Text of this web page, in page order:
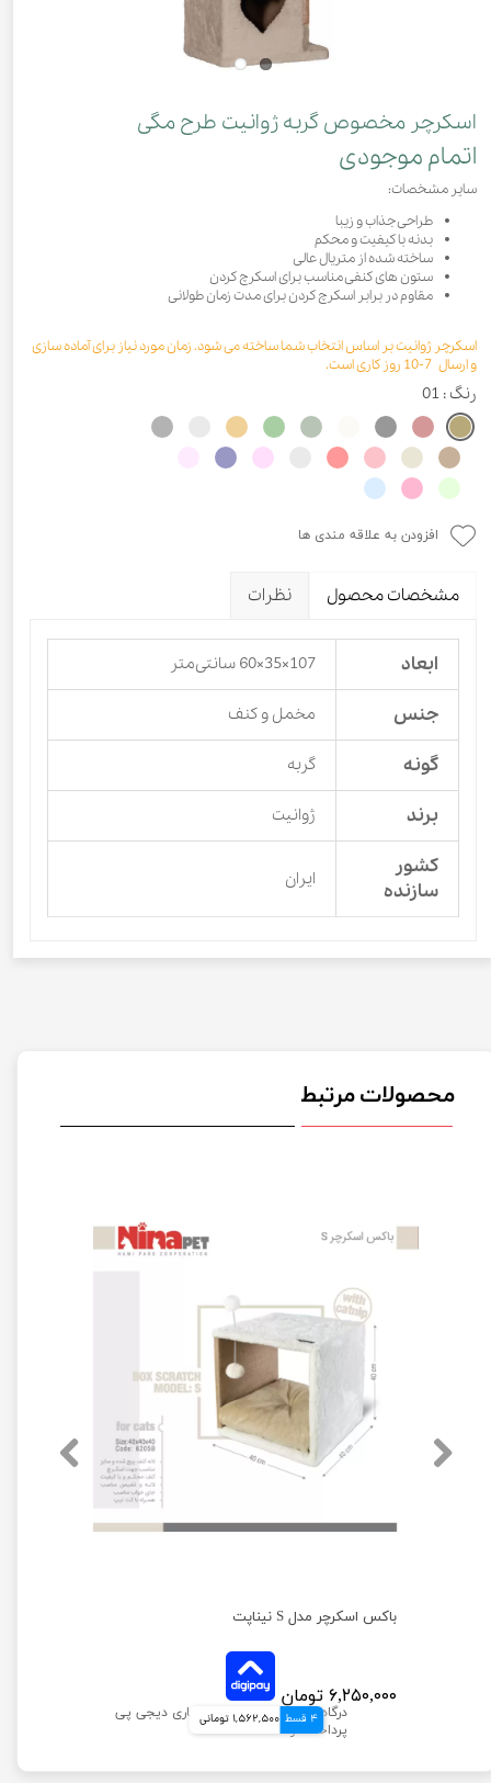
اسکرچر مخصوص گربه ژوانیت طرح مگی
اتمام موجودی
سایر مشخصات:
طراحی جذاب و زیبا
بدنه با کیفیت و محکم
ساخته شده از متریال عالی
ستون های کنفی مناسب برای اسکرچ کردن
مقاوم در برابر اسکرچ کردن برای مدت زمان طولانی
اسکرچر ژوانیت بر اساس انتخاب شما ساخته می شود. زمان مورد نیاز برای آماده سازی
و ارسال 7-10 روز کاری است.
رنگ : 01
افزودن به علاقه مندی ها
مشخصات محصول نظرات
ابعاد 107×35×60 سانتی‌متر
جنس مخمل و کنف
گونه گربه
برند ژوانیت
کشور
سازنده
ایران
محصولات مرتبط
باکس اسکرچر مدل S نیناپت
۶,۲۵۰,۰۰۰ تومان
4 قسط 1,562,500 تومانی